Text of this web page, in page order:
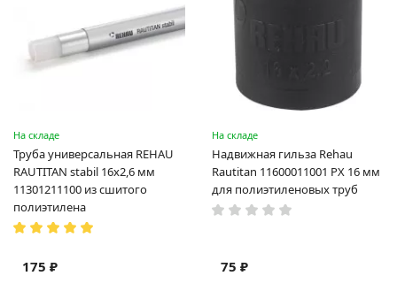
На складе
Труба универсальная REHAU
RAUTITAN stabil 16х2,6 мм
11301211100 из сшитого
полиэтилена
175 ₽
На складе
Надвижная гильза Rehau
Rautitan 11600011001 PX 16 мм
для полиэтиленовых труб
75 ₽